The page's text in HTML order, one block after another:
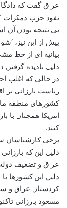
عراق گفت که
نفوذ حزب دمکرات
بی نتیجه بودن آن
پیش از این نیز،
بیانیه ای از خط
دلیل نادیده گرفتن
در حالی که اغلب
ریاست بارزانی بر
کشورهای منطقه
امریکا همچنان با
کنند.
برخی کارشناسان
دلیل این که
عراق و تضعیف
دلیل این کشورها
کردستان عراق و
مسعود بارزانی